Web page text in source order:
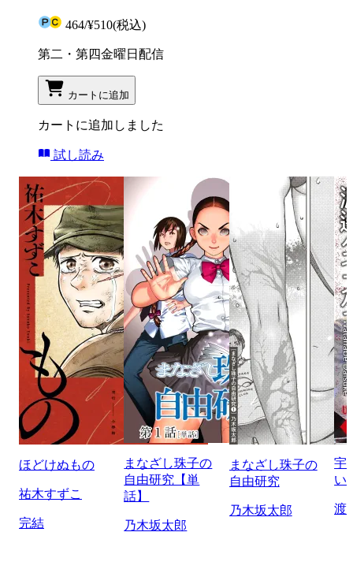
464/¥510(税込)
第二・第四金曜日配信
カートに追加
カートに追加しました
試し読み
ほどけぬもの
祐木すずこ
完結
まなざし珠子の
自由研究【単
話】
乃木坂太郎
まなざし珠子の
自由研究
乃木坂太郎
宇
い
渡